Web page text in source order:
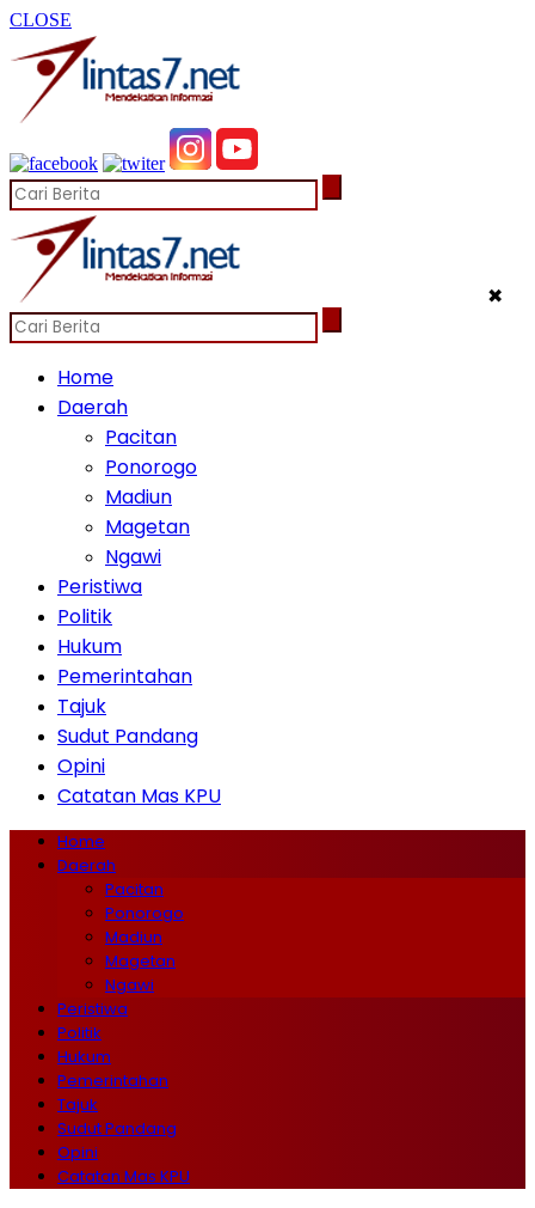
CLOSE
✖
Home
Daerah
Pacitan
Ponorogo
Madiun
Magetan
Ngawi
Peristiwa
Politik
Hukum
Pemerintahan
Tajuk
Sudut Pandang
Opini
Catatan Mas KPU
Home
Daerah
Pacitan
Ponorogo
Madiun
Magetan
Ngawi
Peristiwa
Politik
Hukum
Pemerintahan
Tajuk
Sudut Pandang
Opini
Catatan Mas KPU